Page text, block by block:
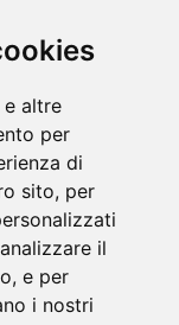
altre
per
di
sito, per
il
e per
i nostri